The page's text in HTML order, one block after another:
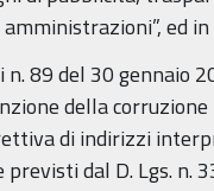
ed
89 del 30 gennaio
della
di indirizzi
dal D. Lgs. n.